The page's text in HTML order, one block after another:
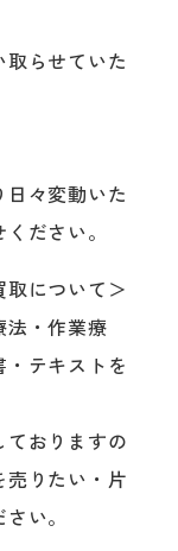
らせていた
々変動いた
ださい。
について＞
法・作業療
テキストを
おりますの
りたい・片
い。